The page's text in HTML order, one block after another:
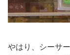
やはり、シーサ